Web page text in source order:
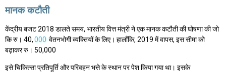
मानक कटौती
केंद्रीय बजट 2018 डालते समय, भारतीय वित्त मंत्री ने एक मानक कटौती की घोषणा की जो
कि रु। 40,000 वेतनभोगी व्यक्तियों के लिए। हालाँकि, 2019 में वापस, इस सीमा को
बढ़ाकर रु। 50,000
इसे चिकित्सा प्रतिपूर्ति और परिवहन भत्ते के स्थान पर पेश किया गया था। इसके